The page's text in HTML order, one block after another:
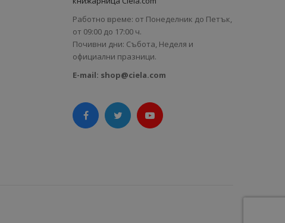
Работно време: от Понеделник до Петък,
от 09:00 до 17:00 ч.
Почивни дни: Събота, Неделя и
официални празници.
E-mail: shop@ciela.com